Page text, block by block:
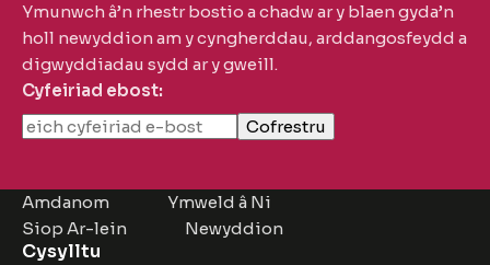
Ymunwch â’n rhestr bostio a chadw ar y blaen gyda’n
holl newyddion am y cyngherddau, arddangosfeydd a
digwyddiadau sydd ar y gweill.
Cyfeiriad ebost:
Amdanom
Ymweld â Ni
Siop Ar-lein
Newyddion
Cysylltu